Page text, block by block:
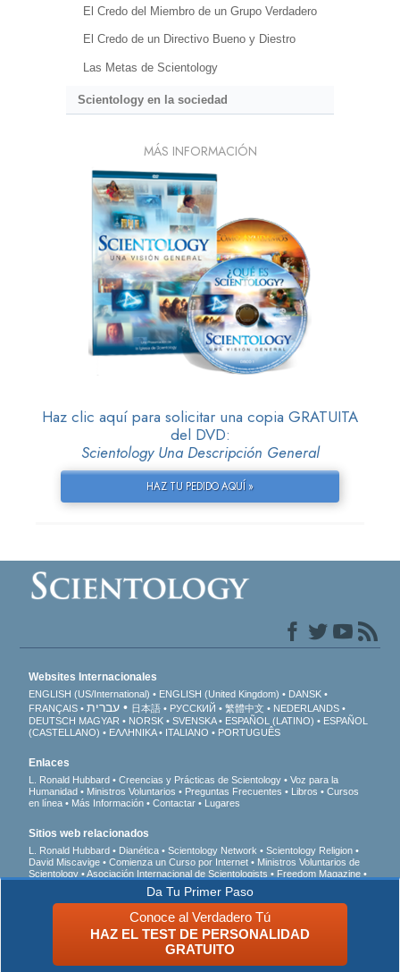
El Credo del Miembro de un Grupo Verdadero
El Credo de un Directivo Bueno y Diestro
Las Metas de Scientology
Scientology en la sociedad
MÁS INFORMACIÓN
Haz clic aquí para solicitar una copia GRATUITA
del DVD:
Scientology Una Descripción General
HAZ TU PEDIDO AQUÍ »
Da Tu Primer Paso
Conoce al Verdadero Tú
HAZ EL TEST DE PERSONALIDAD
GRATUITO
Websites Internacionales
ENGLISH (US/International) ENGLISH (United Kingdom)
DANSK
FRANÇAIS
עברית 日本語 РУССКИЙ 繁體中文
NEDERLANDS
DEUTSCH MAGYAR NORSK SVENSKA ESPAÑOL (LATINO)
ESPAÑOL
(CASTELLANO)
ΕΛΛΗΝΙΚA ITALIANO PORTUGUÊS
Enlaces
L. Ronald Hubbard Creencias y Prácticas de Scientology
Voz para la
Humanidad
Ministros Voluntarios Preguntas Frecuentes Libros
Cursos
en línea
Más Información Contactar Lugares
Sitios web relacionados
L. Ronald Hubbard Dianética Scientology Network
Scientology Religion
David Miscavige
Comienza un Curso por Internet
Ministros Voluntarios de
Scientology
Asociación Internacional de Scientologists
Freedom Magazine
En Apoyo de Un Mundo Sin Drogas
Jóvenes por los Derechos Humanos
Ciudadanos por los Derechos Humanos
© 2026 Iglesia de Scientology Internacional. Todos los derechos reservados.
Política de Cookies•Términos de Uso